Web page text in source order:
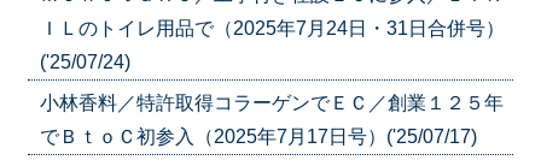
ＩＬのトイレ用品で（2025年7月24日・31日合併号）
('25/07/24)
小林香料／特許取得コラーゲンでＥＣ／創業１２５年
でＢｔｏＣ初参入（2025年7月17日号）('25/07/17)